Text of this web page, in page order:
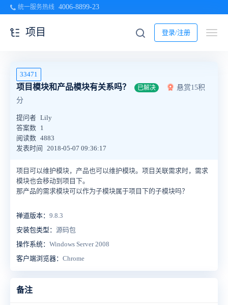
统一服务热线 4006-8899-23
登录/注册
项目
33471
项目模块和产品模块有关系吗？ 已解决
悬赏15积
分
提问者 Lily
答案数 1
阅读数 4883
发表时间
2018-05-07 09:36:17
项目可以维护模块，产品也可以维护模块。项目关联需求时，需求
模块也会移动到项目下。
那产品的需求模块可以作为子模块属于项目下的子模块吗？
禅道版本： 9.8.3
安装包类型： 源码包
操作系统： Windows Server 2008
客户端浏览器： Chrome
备注